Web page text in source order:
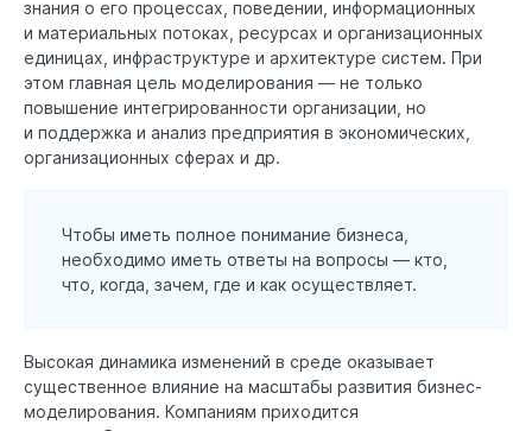
знания о его процессах, поведении, информационных
и материальных потоках, ресурсах и организационных
единицах, инфраструктуре и архитектуре систем. При
этом главная цель моделирования — не только
повышение интегрированности организации, но
и поддержка и анализ предприятия в экономических,
организационных сферах и др.
Чтобы иметь полное понимание бизнеса,
необходимо иметь ответы на вопросы — кто,
что, когда, зачем, где и как осуществляет.
Высокая динамика изменений в среде оказывает
существенное влияние на масштабы развития бизнес-
моделирования. Компаниям приходится